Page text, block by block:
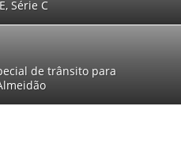
Série C
de trânsito para